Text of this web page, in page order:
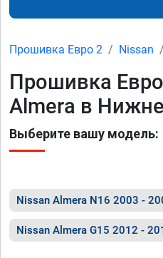
Прошивка Евро 2 Nissan
Прошивка
Almera в
Выберите вашу модель:
Nissan Almera N16 2003 -
Nissan Almera G15 2012 -